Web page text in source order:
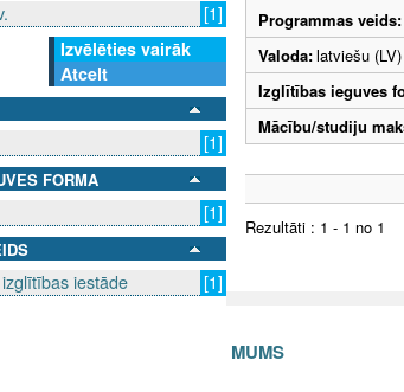
[1]
Izvēlēties vairāk
Atcelt
[1]
FORMA
[1]
iestāde [1]
Programmas veids:
Valoda:latviešu (LV)
Izglītības ieguves
Mācību/studiju
Rezultāti : 1 - 1 no 1
SAZINIES AR MUMS